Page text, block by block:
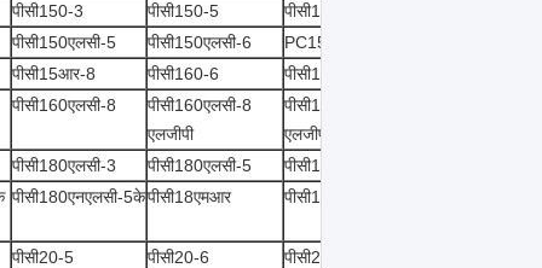
पीसी150-3
पीसी150-5
पीसी150-6
पीसी150एलसी-5
पीसी150एलसी-6
PC150NHD-5K
पीसी15आर-8
पीसी160-6
पीसी160एलसी-7
पीसी160एलसी-8
पीसी160एलसी-8
एलजीपी
पीसी160एलसी-
एलजीपी
पीसी180एलसी-3
पीसी180एलसी-5
पीसी180एलसी-5के
पीसी180एनएलसी-5केपीसी18एमआर पीसी18एमआर-2
पीसी20-5 पीसी20-6
पीसी20-7